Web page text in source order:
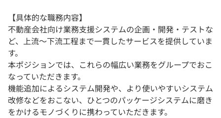
【具体的な職務内容】
不動産会社向け業務支援システムの企画・開発・テストな
ど、上流〜下流工程まで一貫したサービスを提供していま
す。
本ポジションでは、これらの幅広い業務をグループでおこ
なっていただきます。
機能追加によるシステム開発や、より使いやすいシステム
改修などをおこない、ひとつのパッケージシステムに磨き
をかけるモノづくりに携わっていただきます。